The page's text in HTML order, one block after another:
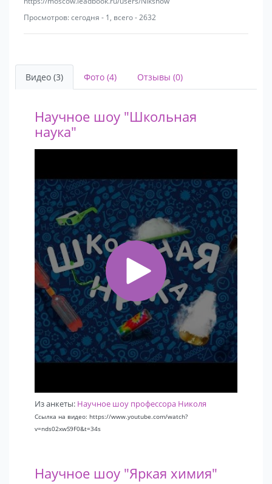
Просмотров: сегодня - 1, всего - 2632
Видео (3) Фото (4) Отзывы (0)
Научное шоу "Школьная
наука"
Из анкеты: Научное шоу профессора Николя
Ссылка на видео: https://www.youtube.com/watch?
v=nds02xwS9F0&t=34s
Научное шоу "Яркая химия"